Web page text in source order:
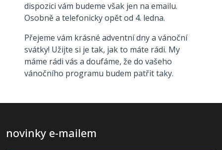
dispozici vám budeme však jen na emailu.
Osobně a telefonicky opět od 4. ledna.
Přejeme vám krásné adventní dny a vánoční
svátky! Užijte si je tak, jak to máte rádi. My
máme rádi vás a doufáme, že do vašeho
vánočního programu budem patřit taky.
novinky e-mailem